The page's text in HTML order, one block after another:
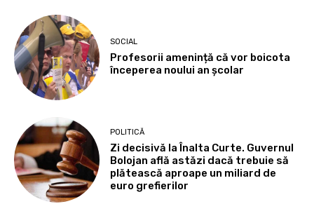
SOCIAL
Profesorii amenință că vor boicota
începerea noului an școlar
POLITICĂ
Zi decisivă la Înalta Curte. Guvernul
Bolojan află astăzi dacă trebuie să
plătească aproape un miliard de
euro grefierilor